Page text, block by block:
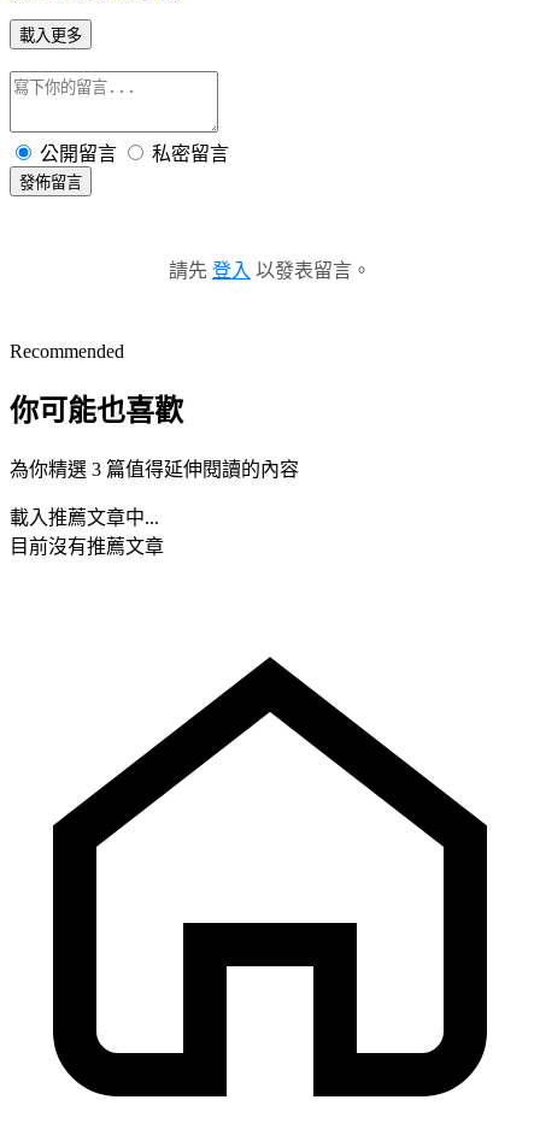
載入更多
公開留言 私密留言
發佈留言
請先 登入 以發表留言。
Recommended
你可能也喜歡
為你精選 3 篇值得延伸閱讀的內容
載入推薦文章中...
目前沒有推薦文章